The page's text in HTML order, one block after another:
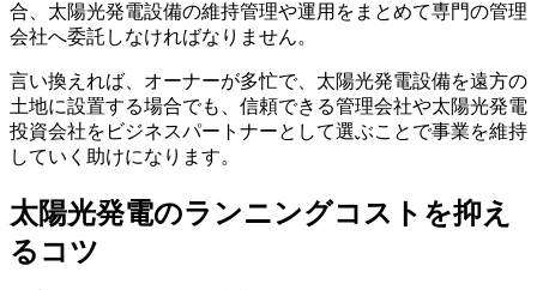
合、太陽光発電設備の維持管理や運用をまとめて専門の管理
会社へ委託しなければなりません。
言い換えれば、オーナーが多忙で、太陽光発電設備を遠方の
土地に設置する場合でも、 信頼できる管理会社や太陽光発電
投資会社をビジネスパートナーとして選ぶこと で事業を維持
していく助けになります。
太陽光発電のランニングコストを抑え
るコツ